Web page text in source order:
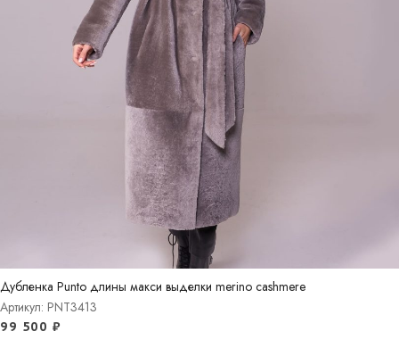
Дубленка Punto длины макси выделки merino cashmere
Артикул: PNT3413
99 500 ₽